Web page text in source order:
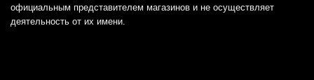
официальным представителем магазинов и не осуществляет
деятельность от их имени.